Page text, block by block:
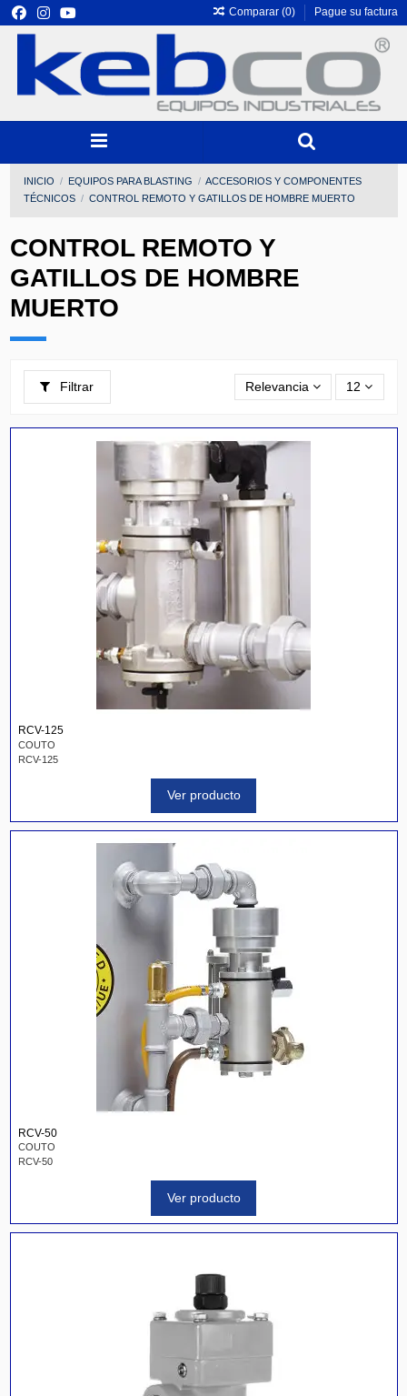
Comparar (0) Pague su factura
INICIO EQUIPOS PARA BLASTING
ACCESORIOS Y COMPONENTES
TÉCNICOS
CONTROL REMOTO Y GATILLOS DE HOMBRE MUERTO
CONTROL REMOTO Y
GATILLOS DE HOMBRE
MUERTO
Filtrar Relevancia 12
RCV-125
COUTO
RCV-125
Ver producto
RCV-50
COUTO
RCV-50
Ver producto